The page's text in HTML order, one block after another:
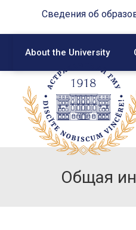
Сведения об
About the University
Общая